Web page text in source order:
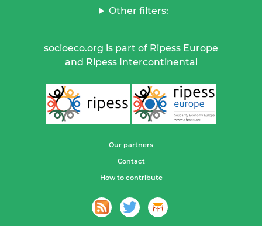
Other filters:
socioeco.org is part of Ripess Europe
and Ripess Intercontinental
Our partners
Contact
How to contribute